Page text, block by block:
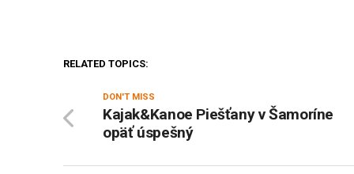
RELATED TOPICS:
DON'T MISS
Kajak&Kanoe Piešťany v Šamoríne
opäť úspešný